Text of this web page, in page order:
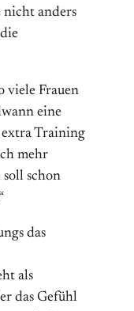
nicht anders
viele Frauen
eine
extra Training
mehr
soll schon
das
als
das Gefühl